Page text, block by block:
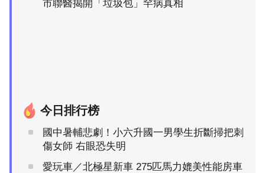
市聯醫揭開「垃圾包」罕病真相
今日排行榜
國中暑輔悲劇！小六升國一男學生折斷掃把刺
傷女師 右眼恐失明
愛玩車／北極星新車 275匹馬力媲美性能房車